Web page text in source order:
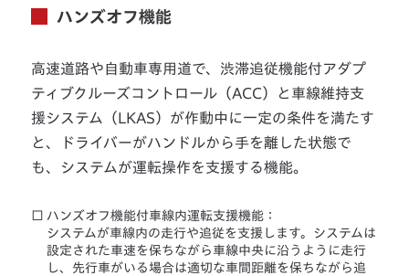
ハンズオフ機能
高速道路や自動車専用道で、渋滞追従機能付アダプ
ティブクルーズコントロール（ACC）と車線維持支
援システム（LKAS）が作動中に一定の条件を満たす
と、ドライバーがハンドルから手を離した状態で
も、システムが運転操作を支援する機能。
□ ハンズオフ機能付車線内運転支援機能：
システムが車線内の走行や追従を支援します。システムは
設定された車速を保ちながら車線中央に沿うように走行
し、先行車がいる場合は適切な車間距離を保ちながら追